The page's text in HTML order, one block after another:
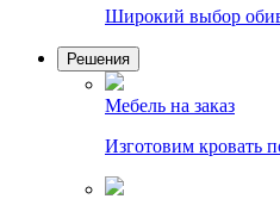
Широкий выбор
Решения
Мебель на заказ
Изготовим кровать